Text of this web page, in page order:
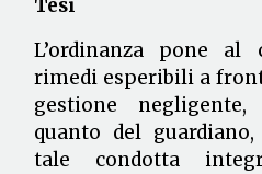
Tesi
L’ordinanza pone
rimedi esperibili a
gestione
quanto del
tale condotta